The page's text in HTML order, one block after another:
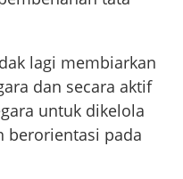
lagi membiarkan
dan secara aktif
untuk dikelola
berorientasi pada